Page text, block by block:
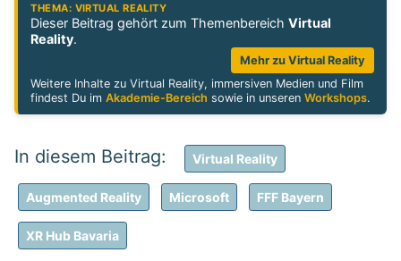
THEMA: VIRTUAL REALITY
Dieser Beitrag gehört zum ThemenbereichVirtual
Reality.
Mehr zu Virtual Reality
Weitere Inhalte zu Virtual Reality, immersiven Medien und Film
findest Du imAkademie-Bereich sowie in unserenWorkshops.
Virtual Reality
Augmented Reality Microsoft FFF Bayern
XR Hub Bavaria